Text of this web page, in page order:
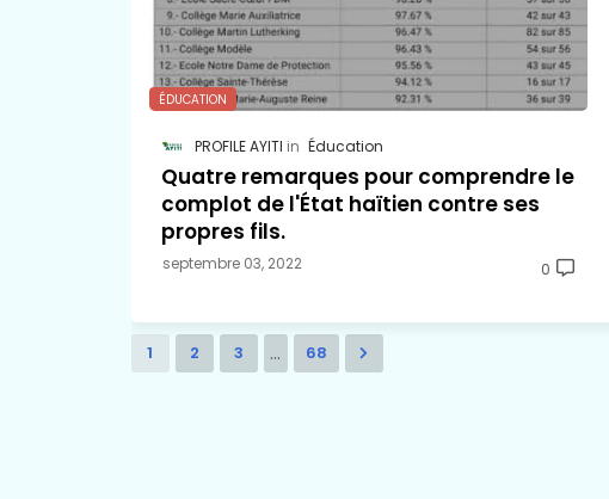
ÉDUCATION
PROFILE AYITI Éducation
Quatre remarques pour comprendre le
complot de l'État haïtien contre ses
propres fils.
septembre 03, 2022 0
1 2 3 ... 68